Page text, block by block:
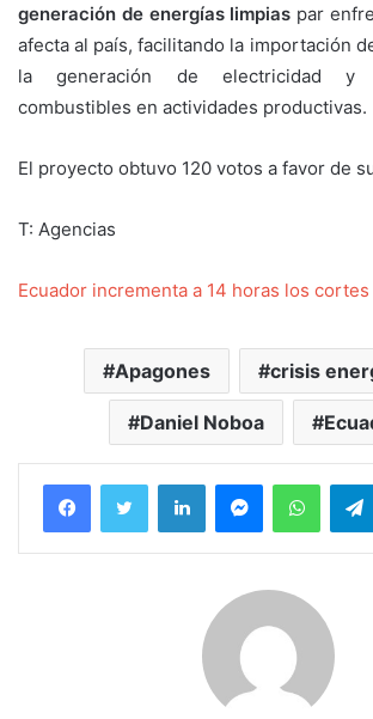
generación de energías limpias par
afecta al país, facilitando la importación
la generación de electricidad y
combustibles en actividades productivas.
El proyecto obtuvo 120 votos a favor de
T: Agencias
Ecuador incrementa a 14 horas los
Apagones crisis
Daniel Noboa
FacebookTwitter LinkedInMessenger